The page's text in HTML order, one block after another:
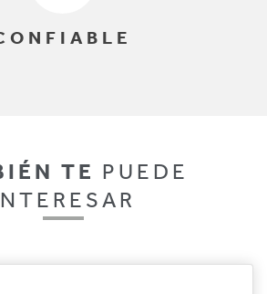
TE
PUEDE
INTERESAR